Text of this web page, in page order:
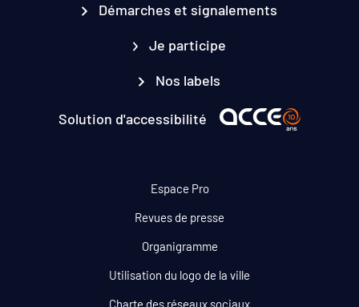
Démarches et signalements
Je participe
Nos labels
Solution d'accessibilité
Espace Pro
Revues de presse
Organigramme
Utilisation du logo de la ville
Charte des réseaux sociaux